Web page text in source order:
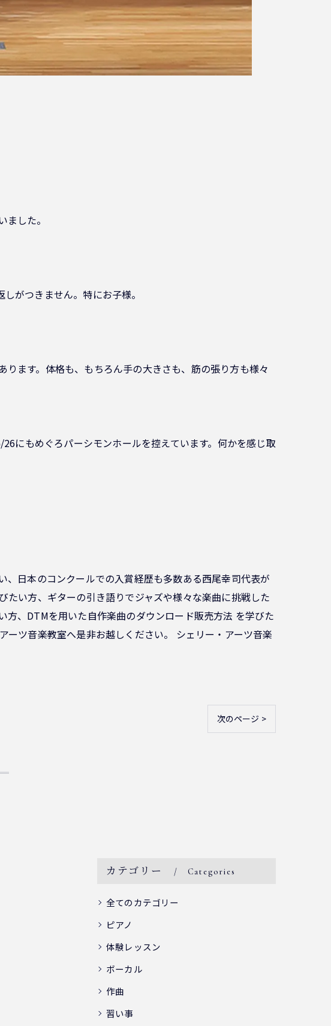
した。
がつきません。特にお子様。
ます。体格も、もちろん手の大きさも、筋の張り方も様々
にもめぐろパーシモンホールを控えています。何かを感じ取
日本のコンクールでの入賞経歴も多数ある西尾幸司代表が
い方、ギターの引き語りでジャズや様々な楽曲に挑戦した
、DTMを用いた自作楽曲のダウンロード販売方法 を学びた
ツ音楽教室へ是非お越しください。 シェリー・アーツ音楽
次のページ >
カテゴリー Categories
全てのカテゴリー
ピアノ
体験レッスン
ボーカル
作曲
習い事